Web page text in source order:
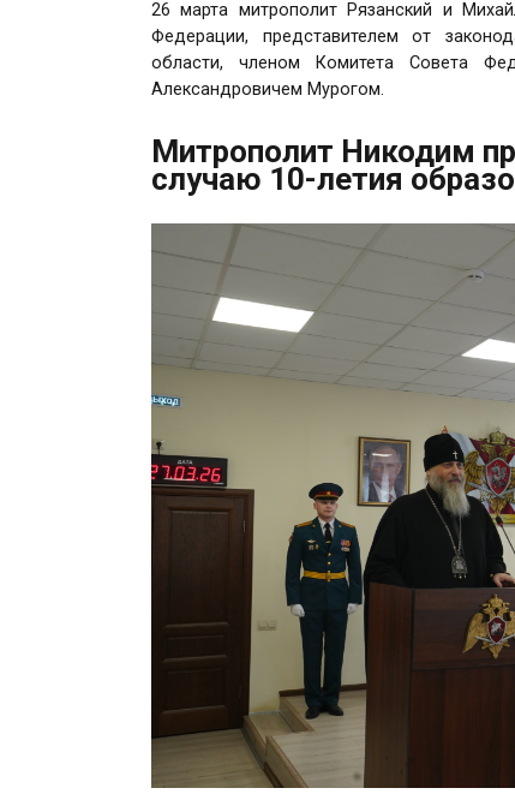
26 марта митрополит Рязанский и
Федерации, представителем от
области, членом Комитета Совета
Александровичем Мурогом.
Митрополит Никодим
случаю 10-летия